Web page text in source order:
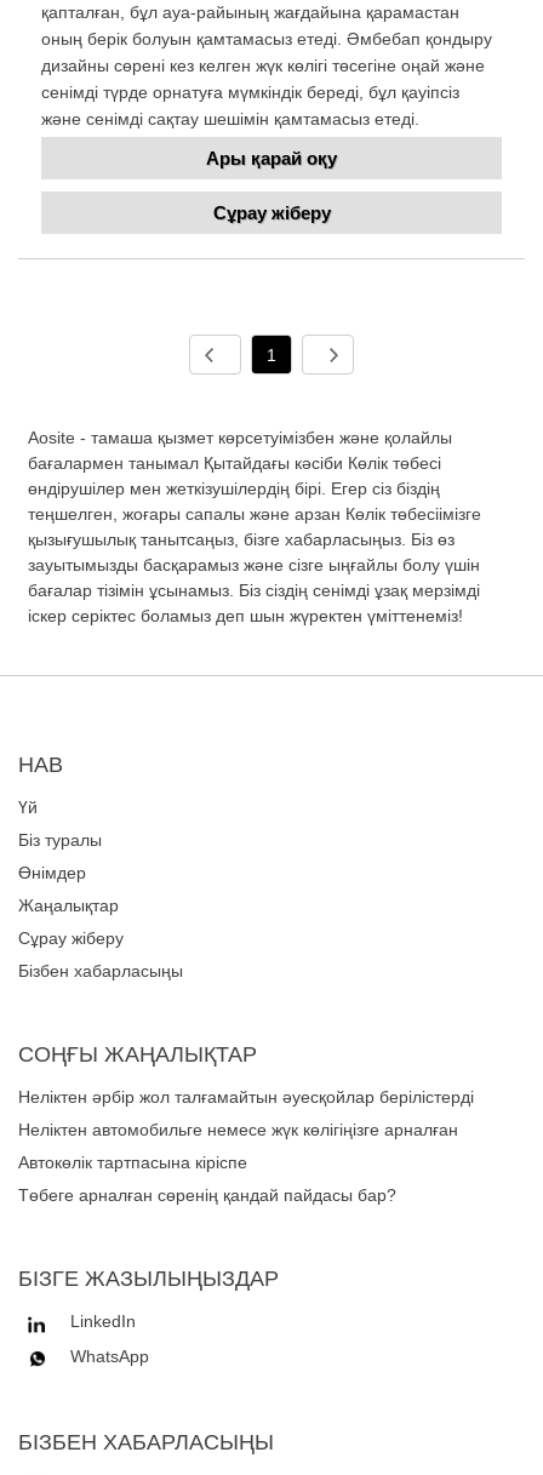
қапталған, бұл ауа-райының жағдайына қарамастан
оның берік болуын қамтамасыз етеді. Әмбебап қондыру
дизайны сөрені кез келген жүк көлігі төсегіне оңай және
сенімді түрде орнатуға мүмкіндік береді, бұл қауіпсіз
және сенімді сақтау шешімін қамтамасыз етеді.
Ары қарай оқу
Сұрау жіберу
1
Aosite - тамаша қызмет көрсетуімізбен және қолайлы
бағалармен танымал Қытайдағы кәсіби Көлік төбесі
өндірушілер мен жеткізушілердің бірі. Егер сіз біздің
теңшелген, жоғары сапалы және арзан Көлік төбесіімізге
қызығушылық танытсаңыз, бізге хабарласыңыз. Біз өз
зауытымызды басқарамыз және сізге ыңғайлы болу үшін
бағалар тізімін ұсынамыз. Біз сіздің сенімді ұзақ мерзімді
іскер серіктес боламыз деп шын жүректен үміттенеміз!
НАВ
Үй
Біз туралы
Өнімдер
Жаңалықтар
Сұрау жіберу
Бізбен хабарласыңы
СОҢҒЫ ЖАҢАЛЫҚТАР
Неліктен әрбір жол талғамайтын әуесқойлар берілістерді
басқару үшін сенімді көлік тартпасы жүйесіне сенеді?
Неліктен автомобильге немесе жүк көлігіңізге арналған
көліктер жүйесін таңдау керек?
Автокөлік тартпасына кіріспе
Төбеге арналған сөренің қандай пайдасы бар?
БІЗГЕ ЖАЗЫЛЫҢЫЗДАР
LinkedIn
WhatsApp
БІЗБЕН ХАБАРЛАСЫҢЫ